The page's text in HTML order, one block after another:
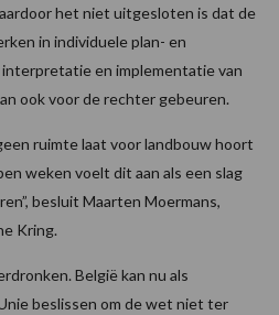
het niet uitgesloten is dat de
in individuele plan- en
en implementatie van
ook voor de rechter gebeuren.
ruimte laat voor landbouw hoort
weken voelt dit aan als een slag
besluit Maarten Moermans,
Kring.
België kan nu als
beslissen om de wet niet ter